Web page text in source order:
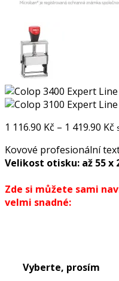
1 116.90 Kč – 1 419.90 Kč
Kovové profesionální
Velikost otisku: až 55 x
Zde si můžete sami
velmi snadné:
Vyberte, prosím